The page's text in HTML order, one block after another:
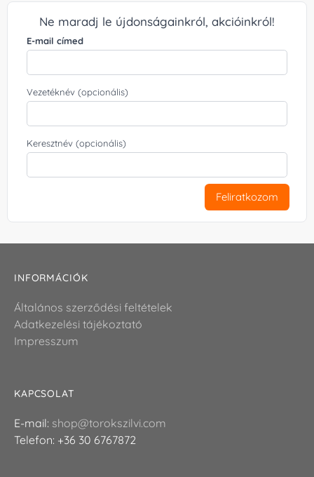
Ne maradj le újdonságainkról, akcióinkról!
E-mail címed
Vezetéknév (opcionális)
Keresztnév (opcionális)
Feliratkozom
INFORMÁCIÓK
Általános szerződési feltételek
Adatkezelési tájékoztató
Impresszum
KAPCSOLAT
E-mail: shop@torokszilvi.com
Telefon: +36 30 6767872